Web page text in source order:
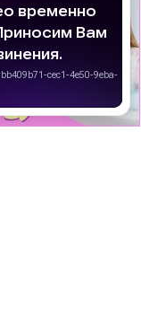
ДНЕЙ»использует
сервисов и
Вы можете
cookie в настройках
себе в
Считаю, что
хочешь,
Но мясо
К нему